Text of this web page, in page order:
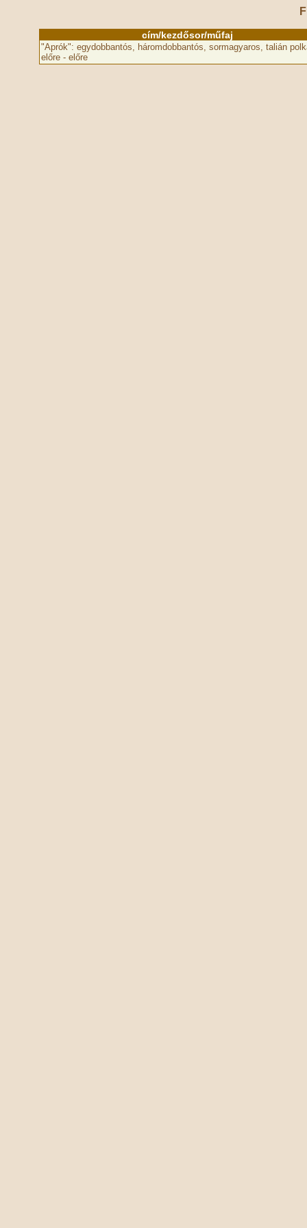
cím/kezdősor/műfaj
"Aprók": egydobbantós, háromdobbantós, sormagyaros, talián
előre - előre